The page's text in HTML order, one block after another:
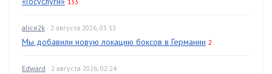
alice2k · 2 августа 2026, 03:13
Мы добавили новую локацию боксов в Германии 2
Edward · 2 августа 2026, 02:24